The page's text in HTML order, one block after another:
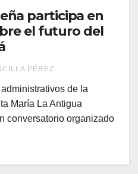
participa en
el futuro del
PÉREZ
de la
María La Antigua
conversatorio organizado